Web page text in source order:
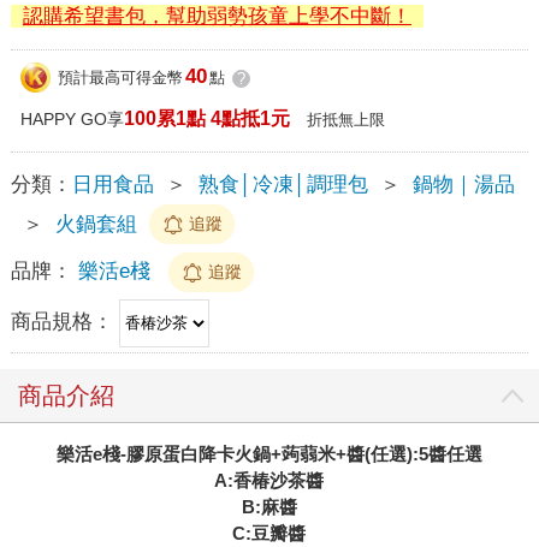
認購希望書包，幫助弱勢孩童上學不中斷！
預計最高可得金幣 40點 ?
HAPPY GO享100累1點 4點抵1元 折抵無上限
分類： 日用食品 ＞ 熟食│冷凍│調理包 ＞
鍋物｜湯品
＞
火鍋套組 追蹤
品牌： 樂活e棧 追蹤
商品規格：
商品介紹
樂活e棧-膠原蛋白降卡火鍋+蒟蒻米+醬(任選):5醬任選
A:香椿沙茶醬
B:麻醬
C:豆瓣醬